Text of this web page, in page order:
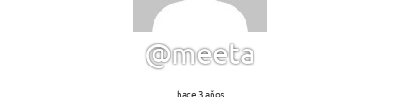
@meeta
hace 3 años